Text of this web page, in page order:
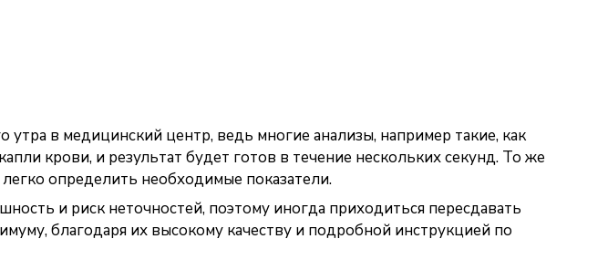
в медицинский центр, ведь многие анализы, например такие, как
крови, и результат будет готов в течение нескольких секунд. То же
определить необходимые показатели.
и риск неточностей, поэтому иногда приходиться пересдавать
благодаря их высокому качеству и подробной инструкцией по